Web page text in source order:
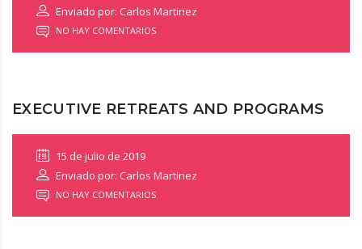
Enviado por: Carlos Martinez
NO HAY COMENTARIOS
EXECUTIVE RETREATS AND PROGRAMS
15 de julio de 2019
Enviado por: Carlos Martinez
NO HAY COMENTARIOS